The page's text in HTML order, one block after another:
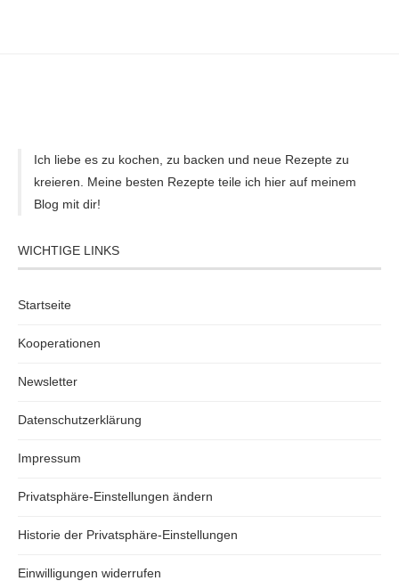
Ich liebe es zu kochen, zu backen und neue Rezepte zu
kreieren. Meine besten Rezepte teile ich hier auf meinem
Blog mit dir!
WICHTIGE LINKS
Startseite
Kooperationen
Newsletter
Datenschutzerklärung
Impressum
Privatsphäre-Einstellungen ändern
Historie der Privatsphäre-Einstellungen
Einwilligungen widerrufen